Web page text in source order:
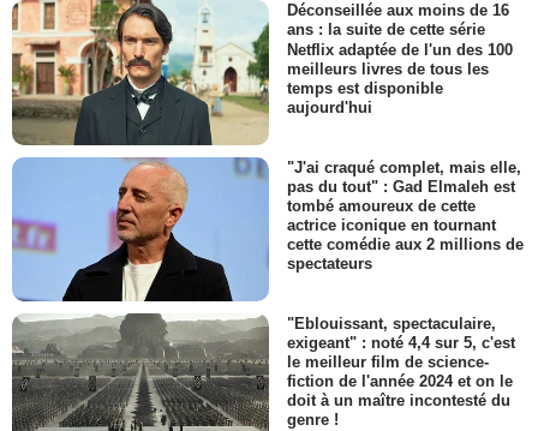
Déconseillée aux moins de 16
ans : la suite de cette série
Netflix adaptée de l'un des 100
meilleurs livres de tous les
temps est disponible
aujourd'hui
"J'ai craqué complet, mais elle,
pas du tout" : Gad Elmaleh est
tombé amoureux de cette
actrice iconique en tournant
cette comédie aux 2 millions de
spectateurs
"Eblouissant, spectaculaire,
exigeant" : noté 4,4 sur 5, c'est
le meilleur film de science-
fiction de l'année 2024 et on le
doit à un maître incontesté du
genre !